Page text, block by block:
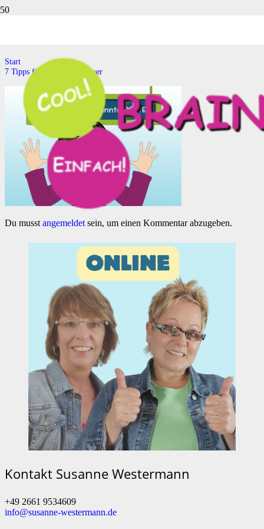
Start
7 Tipps für entspannte Power
Du musst angemeldet sein, um einen Kommentar abzugeben.
Kontakt Susanne Westermann
+49 2661 9534609
info@susanne-westermann.de